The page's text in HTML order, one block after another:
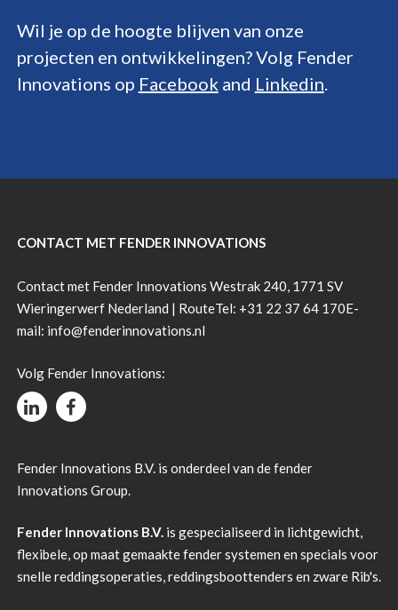
Wil je op de hoogte blijven van onze
projecten en ontwikkelingen? Volg Fender
Innovations op Facebook and Linkedin.
CONTACT MET FENDER INNOVATIONS
Contact met Fender Innovations Westrak 240, 1771 SV
Wieringerwerf Nederland | RouteTel: +31 22 37 64 170E-
mail: info@fenderinnovations.nl
Volg Fender Innovations:
Fender Innovations B.V. is onderdeel van de fender
Innovations Group.
Fender Innovations B.V.is gespecialiseerd in lichtgewicht,
flexibele, op maat gemaakte fender systemen en specials voor
snelle reddingsoperaties, reddingsboottenders en zware Rib's.